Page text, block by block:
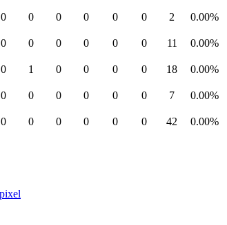
0 0 0 0 0 0 2 0.00%
0 0 0 0 0 0 11 0.00%
0 1 0 0 0 0 18 0.00%
0 0 0 0 0 0 7 0.00%
0 0 0 0 0 0 42 0.00%